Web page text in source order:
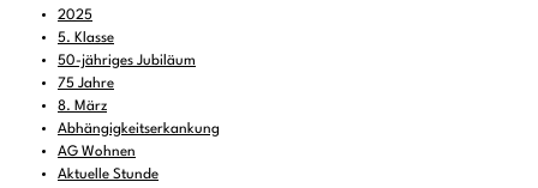
2025
5. Klasse
50-jähriges Jubiläum
75 Jahre
8. März
Abhängigkeitserkankung
AG Wohnen
Aktuelle Stunde